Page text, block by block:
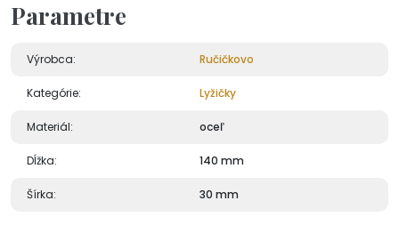
Parametre
Výrobca: Ručičkovo
Kategórie: Lyžičky
Materiál: oceľ
Dĺžka: 140 mm
Šírka: 30 mm